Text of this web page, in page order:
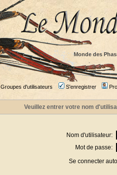
Monde des
Groupes d'utilisateurs S'enregistrer
Veuillez entrer votre nom
Nom d'utilisateur:
Mot de passe:
Se connecter